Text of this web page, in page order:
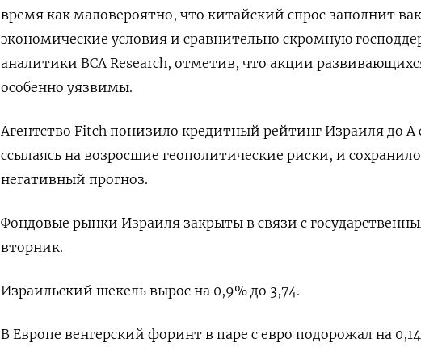
время как маловероятно, что китайский спрос заполнит
экономические условия и сравнительно скромную
аналитики BCA Research, отметив, что акции
особенно уязвимы.
Агентство Fitch понизило кредитный рейтинг Израиля до A
ссылаясь на возросшие геополитические риски, и
негативный прогноз.
Фондовые рынки Израиля закрыты в связи с
вторник.
Израильский шекель вырос на 0,9% до 3,74.
В Европе венгерский форинт в паре с евро подорожал на